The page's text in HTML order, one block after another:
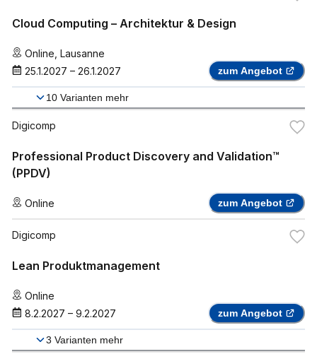
Cloud Computing – Architektur & Design
Online Lausanne
25.1.2027 – 26.1.2027 zum Angebot
10 Varianten mehr
Digicomp
Professional Product Discovery and Validation™
(PPDV)
Online zum Angebot
Digicomp
Lean Produktmanagement
Online
8.2.2027 – 9.2.2027 zum Angebot
3 Varianten mehr